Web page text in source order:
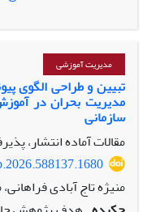
استفاده شد.
از تحلیل محتوای
پژوهش استخراج شد.
مضمون جهت تعیین
و 3 بعد شناسایی و
خدمت نخبگان شامل سه
فرهنگ سازمانی)،
عوامل روانشناختی) و
است.
مدیریت آموزشی
تبیین و طراحی الگوی
مدیریت بحران در
سازمانی
مقالات آماده انتشار،
منیژه تاج آبادی